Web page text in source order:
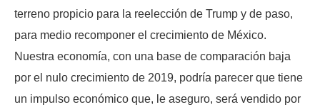
terreno propicio para la reelección de Trump y de paso,
para medio recomponer el crecimiento de México.
Nuestra economía, con una base de comparación baja
por el nulo crecimiento de 2019, podría parecer que tiene
un impulso económico que, le aseguro, será vendido por